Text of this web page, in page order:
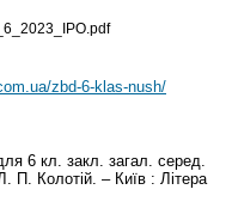
zbd-6-klas-nush/
6 кл. закл. загал. серед.
Колотій. – Київ : Літера